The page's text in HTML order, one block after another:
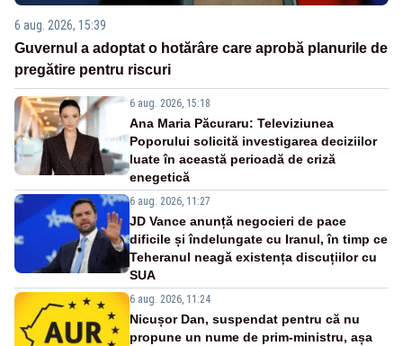
6 aug. 2026, 15:39
Guvernul a adoptat o hotărâre care aprobă planurile de
pregătire pentru riscuri
6 aug. 2026, 15:18
Ana Maria Păcuraru: Televiziunea
Poporului solicită investigarea deciziilor
luate în această perioadă de criză
enegetică
6 aug. 2026, 11:27
JD Vance anunță negocieri de pace
dificile și îndelungate cu Iranul, în timp ce
Teheranul neagă existența discuțiilor cu
SUA
6 aug. 2026, 11:24
Nicușor Dan, suspendat pentru că nu
propune un nume de prim-ministru, așa